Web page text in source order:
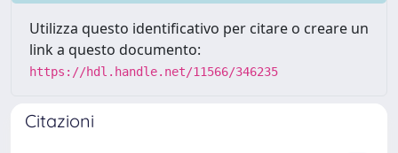
Utilizza questo identificativo per citare o creare un
link a questo documento:
https://hdl.handle.net/11566/346235
Citazioni